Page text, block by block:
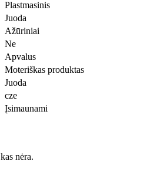
Plastmasinis
Juoda
Ažūriniai
Ne
Apvalus
Moteriškas produktas
Juoda
cze
Įsimaunami
nėra.